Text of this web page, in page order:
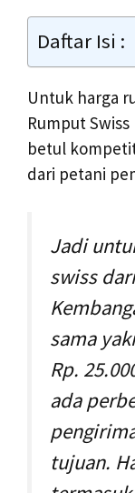
Daftar Isi :
Untuk harga
Rumput
betul
dari petani
Jadi
swiss
sama
Rp.
ada
tujuan.